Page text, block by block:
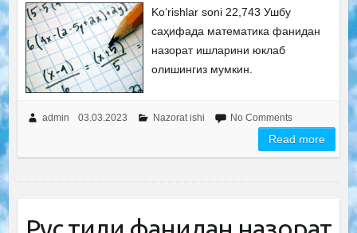
Ko‘rishlar soni 22,743 Ушбу
саҳифада математика фанидан
назорат ишларини юклаб
олишингиз мумкин.
admin 03.03.2023 Nazorat ishi No Comments
Read more